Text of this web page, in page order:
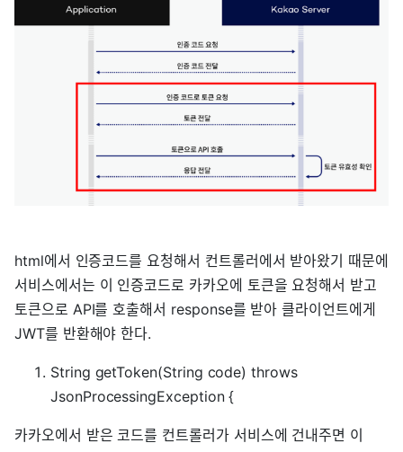
html에서 인증코드를 요청해서 컨트롤러에서 받아왔기 때문에
서비스에서는 이 인증코드로 카카오에 토큰을 요청해서 받고
토큰으로 API를 호출해서 response를 받아 클라이언트에게
JWT를 반환해야 한다.
String getToken(String code) throws
JsonProcessingException {
카카오에서 받은 코드를 컨트롤러가 서비스에 건내주면 이